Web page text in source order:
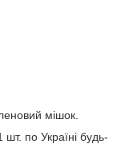
мішок.
по Україні будь-